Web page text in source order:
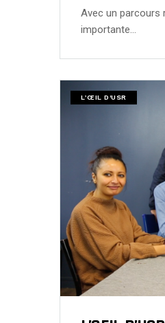
Avec un parcours
importante…
L’ŒIL D'USR